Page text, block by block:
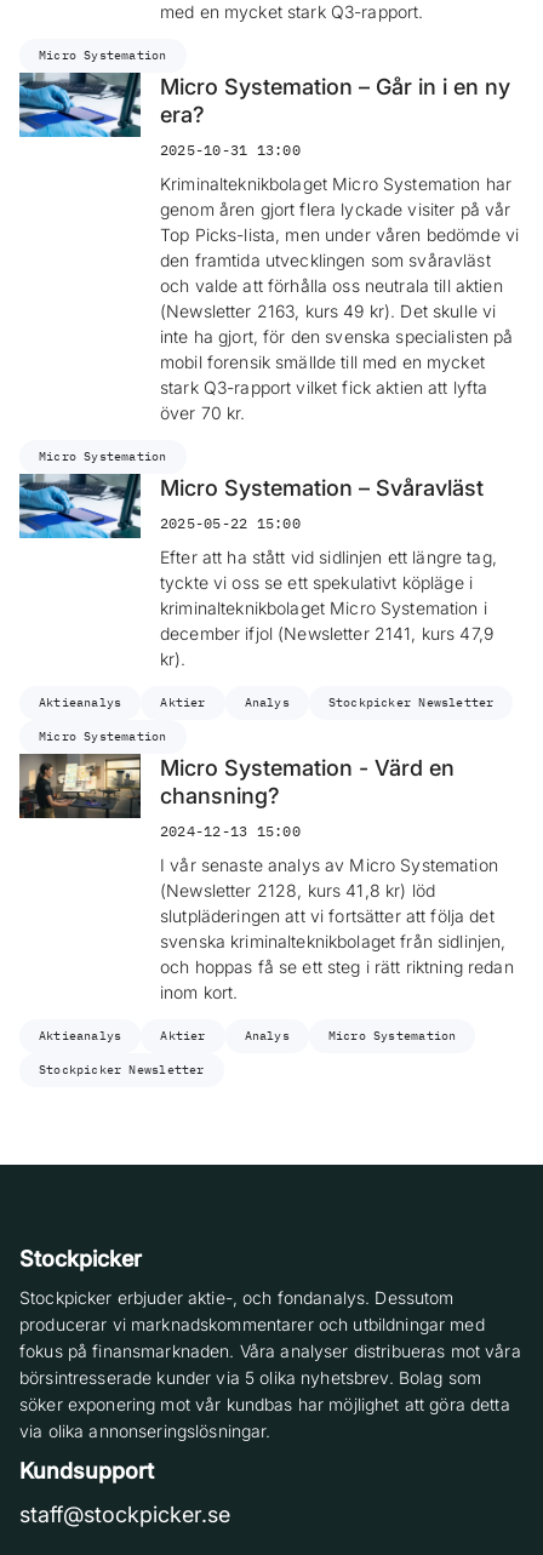
med en mycket stark Q3-rapport.
Micro Systemation
Micro Systemation – Går in i en ny
era?
2025-10-31 13:00
Kriminalteknikbolaget Micro Systemation har
genom åren gjort flera lyckade visiter på vår
Top Picks-lista, men under våren bedömde vi
den framtida utvecklingen som svåravläst
och valde att förhålla oss neutrala till aktien
(Newsletter 2163, kurs 49 kr). Det skulle vi
inte ha gjort, för den svenska specialisten på
mobil forensik smällde till med en mycket
stark Q3-rapport vilket fick aktien att lyfta
över 70 kr.
Micro Systemation
Micro Systemation – Svåravläst
2025-05-22 15:00
Efter att ha stått vid sidlinjen ett längre tag,
tyckte vi oss se ett spekulativt köpläge i
kriminalteknikbolaget Micro Systemation i
december ifjol (Newsletter 2141, kurs 47,9
kr).
Aktieanalys Aktier Analys Stockpicker Newsletter
Micro Systemation
Micro Systemation - Värd en
chansning?
2024-12-13 15:00
I vår senaste analys av Micro Systemation
(Newsletter 2128, kurs 41,8 kr) löd
slutpläderingen att vi fortsätter att följa det
svenska kriminalteknikbolaget från sidlinjen,
och hoppas få se ett steg i rätt riktning redan
inom kort.
Aktieanalys Aktier Analys Micro Systemation
Stockpicker Newsletter
Stockpicker
Stockpicker erbjuder aktie-, och fondanalys. Dessutom
producerar vi marknadskommentarer och utbildningar med
fokus på finansmarknaden. Våra analyser distribueras mot våra
börsintresserade kunder via 5 olika nyhetsbrev. Bolag som
söker exponering mot vår kundbas har möjlighet att göra detta
via olika annonseringslösningar.
Kundsupport
staff@stockpicker.se